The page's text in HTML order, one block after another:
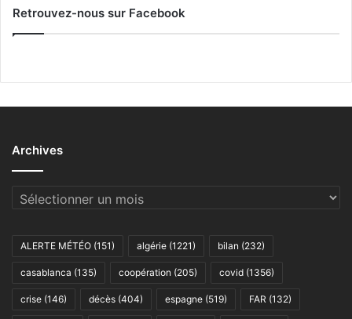
Retrouvez-nous sur Facebook
Archives
Archives
ALERTE MÉTÉO (151) algérie (1221) bilan (232)
casablanca (135) coopération (205) covid (1356)
crise (146) décès (404) espagne (519) FAR (132)